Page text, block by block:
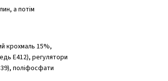
а потім
крохмаль 15%,
E412), регулятори
поліфосфати